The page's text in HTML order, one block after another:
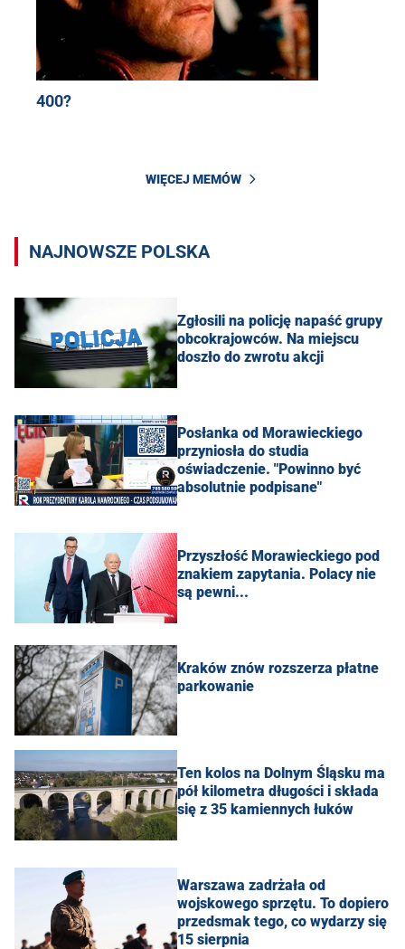
400?
WIĘCEJ MEMÓW
NAJNOWSZE POLSKA
Zgłosili na policję napaść grupy
obcokrajowców. Na miejscu
doszło do zwrotu akcji
Posłanka od Morawieckiego
przyniosła do studia
oświadczenie. "Powinno być
absolutnie podpisane"
Przyszłość Morawieckiego pod
znakiem zapytania. Polacy nie
są pewni...
Kraków znów rozszerza płatne
parkowanie
Ten kolos na Dolnym Śląsku ma
pół kilometra długości i składa
się z 35 kamiennych łuków
Warszawa zadrżała od
wojskowego sprzętu. To dopiero
przedsmak tego, co wydarzy się
15 sierpnia